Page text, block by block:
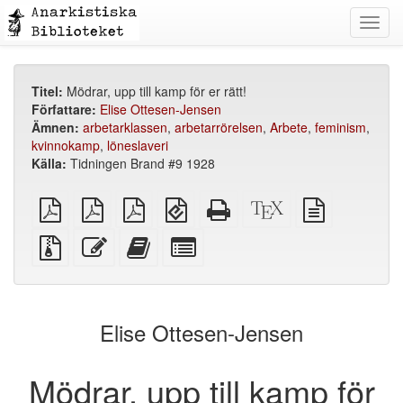
Titel: Mödrar, upp till kamp för er rätt!
Författare: Elise Ottesen-Jensen
Ämnen: arbetarklassen, arbetarrörelsen, Arbete, feminism,
kvinnokamp, löneslaveri
Källa: Tidningen Brand #9 1928
plain
PDF
A4
imposed
PDF
Letter
imposed
PDF
EPUB
(för
mobila
enheter)
Fristående
HTML
XeLaTeX
källa
Källfiler
med
Redigera
denna
Lägg
text
bokskaparen
for
bookbuilder
Elise Ottesen-Jensen
Mödrar, upp till kamp för